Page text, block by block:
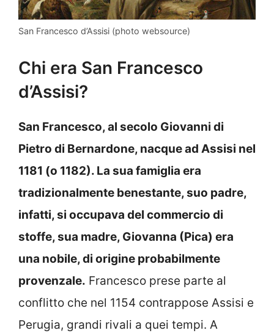
San Francesco d’Assisi (photo websource)
Chi era San Francesco
d’Assisi?
San Francesco, al secolo Giovanni di
Pietro di Bernardone, nacque ad Assisi nel
1181 (o 1182). La sua famiglia era
tradizionalmente benestante, suo padre,
infatti, si occupava del commercio di
stoffe, sua madre, Giovanna (Pica) era
una nobile, di origine probabilmente
provenzale. Francesco prese parte al
conflitto che nel 1154 contrappose Assisi e
Perugia, grandi rivali a quei tempi. A